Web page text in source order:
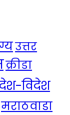
उत्तर
क्रीडा
विदेश
मराठवाडा